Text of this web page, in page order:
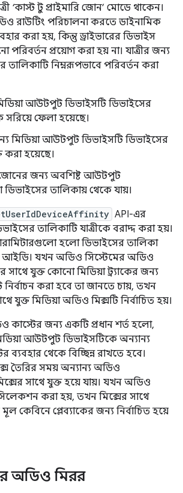
‘কাস্ট টু প্রাইমারি জোন’ মোডে থাকেন।
রাউটিং পরিচালনা করতে ডাইনামিক
করা হয়, কিন্তু ড্রাইভারের ডিভাইস
পরিবর্তন প্রয়োগ করা হয় না। যাত্রীর জন্য
নিম্নরূপভাবে পরিবর্তন করা
আউটপুট ডিভাইসটি ডিভাইসের
সরিয়ে ফেলা হয়েছে।
মিডিয়া আউটপুট ডিভাইসটি ডিভাইসের
করা হয়েছে।
জোনের জন্য অবশিষ্ট আউটপুট
তালিকায় থেকে যায়।
API-এর
তালিকাটি যাত্রীকে বরাদ্দ করা হয়।
হলো ডিভাইসের তালিকা
আইডি। যখন অডিও সিস্টেমের অডিও
সাথে যুক্ত কোনো মিডিয়া ট্র্যাকের জন্য
করা হবে তা জানতে চায়, তখন
যুক্ত মিডিয়া অডিও মিক্সটি নির্বাচিত হয়।
কাস্টের জন্য একটি প্রধান শর্ত হলো,
আউটপুট ডিভাইসটিকে অন্যান্য
ব্যবহার থেকে বিচ্ছিন্ন রাখতে হবে।
তৈরির সময় অন্যান্য অডিও
সাথে যুক্ত হয়ে যায়। যখন অডিও
সিলেকশন করা হয়, তখন মিক্সের সাথে
কেবিনে প্লেব্যাকের জন্য নির্বাচিত হয়ে
অডিও মিরর